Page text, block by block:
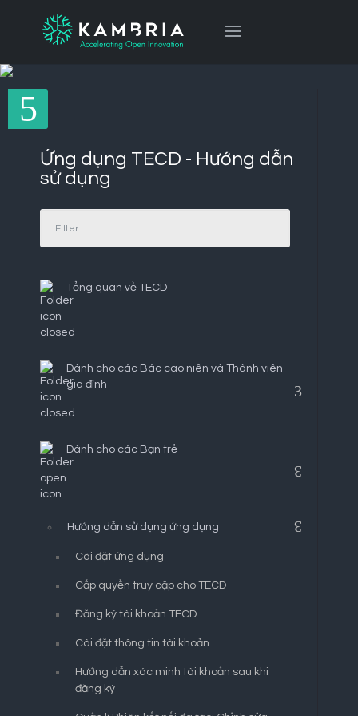
Ứng dụng TECD - Hướng dẫn
sử dụng
Tổng quan về TECD
Dành cho các Bác cao niên và Thành viên
gia đình
Dành cho các Bạn trẻ
Hướng dẫn sử dụng ứng dụng
Cài đặt ứng dụng
Cấp quyền truy cập cho TECD
Đăng ký tài khoản TECD
Cài đặt thông tin tài khoản
Hướng dẫn xác minh tài khoản sau khi
đăng ký